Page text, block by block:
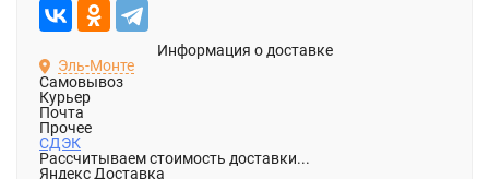
Информация о доставке
Эль-Монте
Самовывоз
Курьер
Почта
Прочее
СДЭК
Рассчитываем стоимость доставки...
Яндекс Доставка